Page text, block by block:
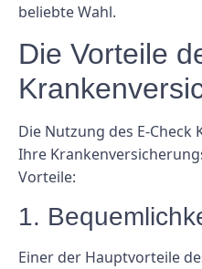
beliebte Wahl.
Die Vorteile
Die Nutzung des E-
Ihre
Vorteile:
1.
Einer der Hauptvorteile